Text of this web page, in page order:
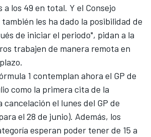
a los 49 en total. Y el Consejo
les ha dado la posibilidad de
de iniciar el periodo", pidan a la
trabajen de manera remota en
1 contemplan ahora el GP de
como la primera cita de la
cancelación el lunes del GP de
el 28 de junio). Además, los
esperan poder tener de 15 a